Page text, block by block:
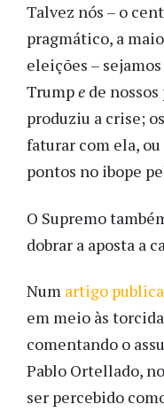
Talvez nós – o
pragmático, a
eleições –
Trumpe de
produziu a crise;
faturar com ela,
pontos no ibope
O Supremo
dobrar a aposta a
Num artigo
em meio às
comentando o
Pablo Ortellado,
ser percebido